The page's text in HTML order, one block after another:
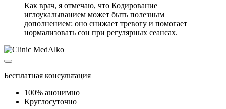
Как врач, я отмечаю, что Кодирование
иглоукалыванием может быть полезным
дополнением: оно снижает тревогу и помогает
нормализовать сон при регулярных сеансах.
Бесплатная консультация
100% анонимно
Круглосуточно